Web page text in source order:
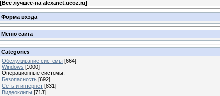
[Всё лучшее-на alexanet.ucoz.ru]
Форма входа
Меню сайта
Categories
Обслуживание системы [664]
Windows [1000]
Операционные системы.
Безопасность [692]
Сеть и интернет [831]
Видеоклипы [713]